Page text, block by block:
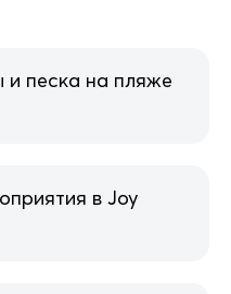
и песка на пляже
в Joy